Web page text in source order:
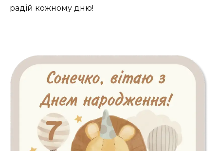
радій кожному дню!